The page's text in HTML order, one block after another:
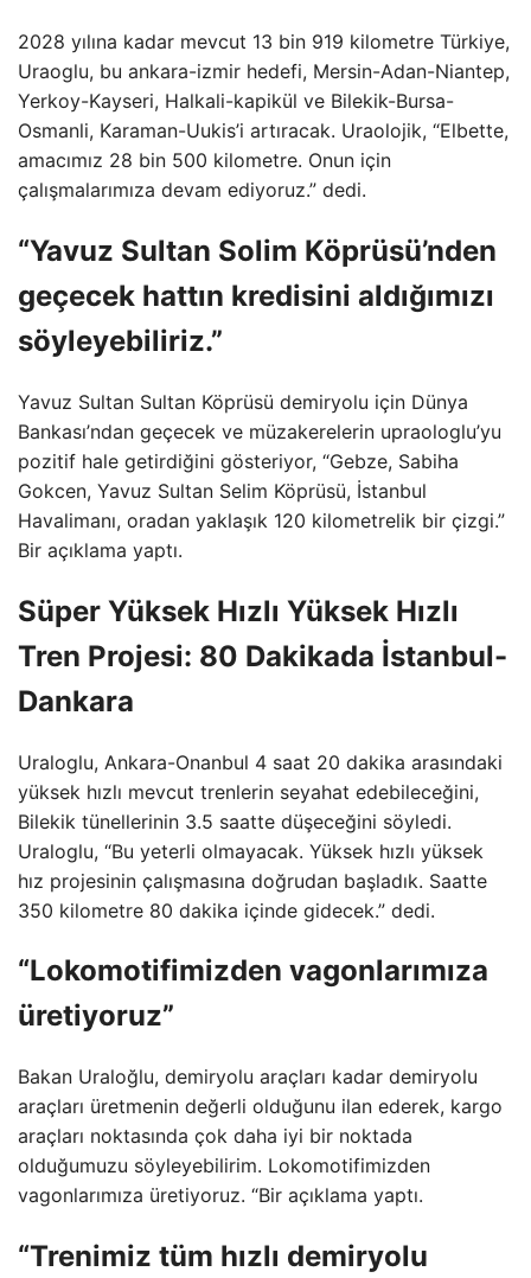
2028 yılına kadar mevcut 13 bin 919 kilometre Türkiye,
Uraoglu, bu ankara-izmir hedefi, Mersin-Adan-Niantep,
Yerkoy-Kayseri, Halkali-kapikül ve Bilekik-Bursa-
Osmanli, Karaman-Uukis’i artıracak. Uraolojik, “Elbette,
amacımız 28 bin 500 kilometre. Onun için
çalışmalarımıza devam ediyoruz.” dedi.
“Yavuz Sultan Solim Köprüsü’nden
geçecek hattın kredisini aldığımızı
söyleyebiliriz.”
Yavuz Sultan Sultan Köprüsü demiryolu için Dünya
Bankası’ndan geçecek ve müzakerelerin upraologlu’yu
pozitif hale getirdiğini gösteriyor, “Gebze, Sabiha
Gokcen, Yavuz Sultan Selim Köprüsü, İstanbul
Havalimanı, oradan yaklaşık 120 kilometrelik bir çizgi.”
Bir açıklama yaptı.
Süper Yüksek Hızlı Yüksek Hızlı
Tren Projesi: 80 Dakikada İstanbul-
Dankara
Uraloglu, Ankara-Onanbul 4 saat 20 dakika arasındaki
yüksek hızlı mevcut trenlerin seyahat edebileceğini,
Bilekik tünellerinin 3.5 saatte düşeceğini söyledi.
Uraloglu, “Bu yeterli olmayacak. Yüksek hızlı yüksek
hız projesinin çalışmasına doğrudan başladık. Saatte
350 kilometre 80 dakika içinde gidecek.” dedi.
“Lokomotifimizden vagonlarımıza
üretiyoruz”
Bakan Uraloğlu, demiryolu araçları kadar demiryolu
araçları üretmenin değerli olduğunu ilan ederek, kargo
araçları noktasında çok daha iyi bir noktada
olduğumuzu söyleyebilirim. Lokomotifimizden
vagonlarımıza üretiyoruz. “Bir açıklama yaptı.
“Trenimiz tüm hızlı demiryolu